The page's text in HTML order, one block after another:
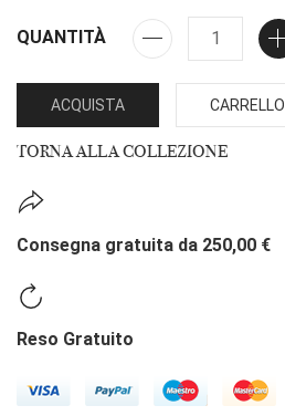
QUANTITÀ
ACQUISTA CARRELLO
TORNA ALLA COLLEZIONE
Consegna gratuita da 250,00 €
Reso Gratuito